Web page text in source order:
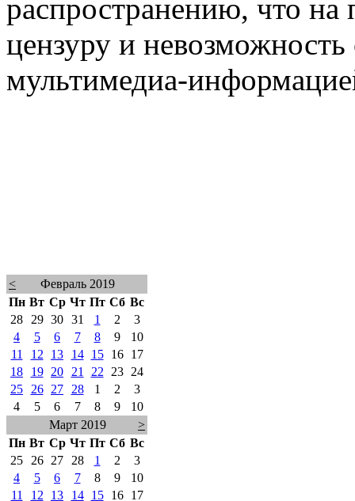
распространению, что на
цензуру и
мультимедиа-
<
Февраль 2019
Пн Вт Ср Чт Пт Сб Вс
28
29 30 31 1 2
3
4
5 6 7 8 9
10
11
12 13 14 15 16
17
18
19 20 21 22 23
24
25
26 27 28 1 2
3
4
5 6 7 8 9
10
Март 2019
>
Пн Вт Ср Чт Пт Сб Вс
25
26 27 28 1 2
3
4
5 6 7 8 9
10
11
12 13 14 15 16 17